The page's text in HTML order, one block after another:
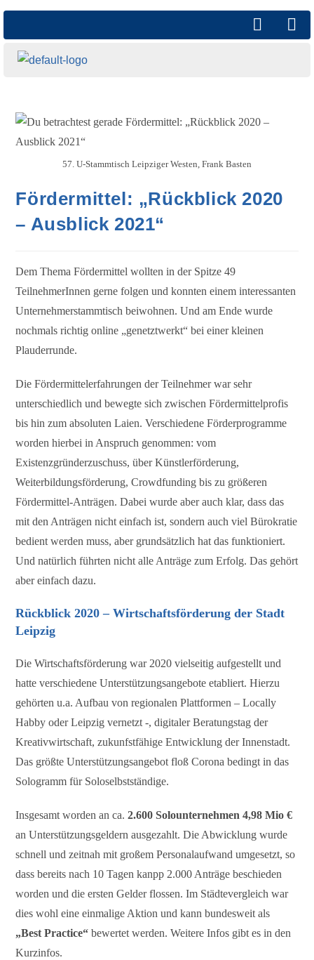
57. U-Stammtisch Leipziger Westen, Frank Basten
Fördermittel: „Rückblick 2020
– Ausblick 2021“
Dem Thema Fördermittel wollten in der Spitze 49
TeilnehmerInnen gerne folgen und konnten einem interessanten
Unternehmerstammtisch beiwohnen. Und am Ende wurde
nochmals richtig online „genetztwerkt“ bei einer kleinen
Plauderrunde.
Die Fördermittelerfahrungen der Teilnehmer war sehr
unterschiedlich und bewegte sich zwischen Fördermittelprofis
bis hin zum absoluten Laien. Verschiedene Förderprogramme
worden hierbei in Anspruch genommen: vom
Existenzgründerzuschuss, über Künstlerförderung,
Weiterbildungsförderung, Crowdfunding bis zu größeren
Fördermittel-Anträgen. Dabei wurde aber auch klar, dass das
mit den Anträgen nicht einfach ist, sondern auch viel Bürokratie
bedient werden muss, aber grundsätzlich hat das funktioniert.
Und natürlich führten nicht alle Anträge zum Erfolg. Das gehört
aber einfach dazu.
Rückblick 2020 – Wirtschaftsförderung der Stadt
Leipzig
Die Wirtschaftsförderung war 2020 vielseitig aufgestellt und
hatte verschiedene Unterstützungsangebote etabliert. Hierzu
gehörten u.a. Aufbau von regionalen Plattformen – Locally
Habby oder Leipzig vernetzt -, digitaler Beratungstag der
Kreativwirtschaft, zukunfstfähige Entwicklung der Innenstadt.
Das größte Unterstützungsangebot floß Corona bedingt in das
Sologramm für Soloselbstständige.
Insgesamt worden an ca.2.600 Solounternehmen 4,98 Mio €
an Unterstützungsgeldern ausgezahlt. Die Abwicklung wurde
schnell und zeitnah mit großem Personalaufwand umgesetzt, so
dass bereits nach 10 Tagen kanpp 2.000 Anträge beschieden
worden und die ersten Gelder flossen. Im Städtevergleich war
dies wohl eine einmalige Aktion und kann bundesweit als
„Best Practice“ bewertet werden. Weitere Infos gibt es in den
Kurzinfos.